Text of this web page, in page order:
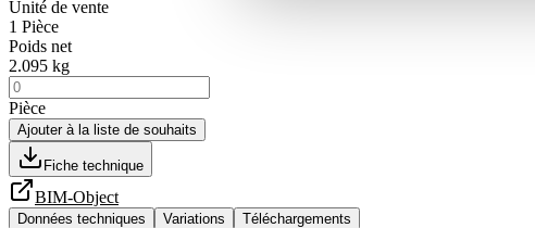
Unité de vente
1 Pièce
Poids net
2.095 kg
Pièce
Ajouter à la liste de souhaits
Fiche technique
BIM-Object
Données techniques Variations Téléchargements